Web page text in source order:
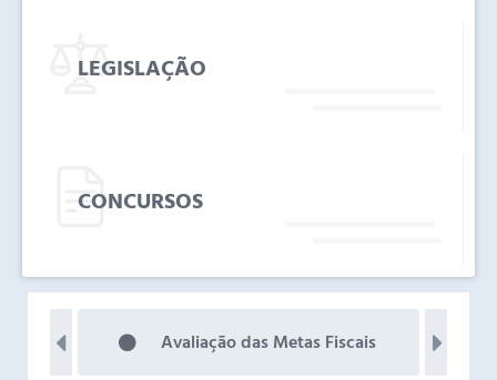
Avaliação das Metas Fiscais
LEGISLAÇÃO
CONCURSOS